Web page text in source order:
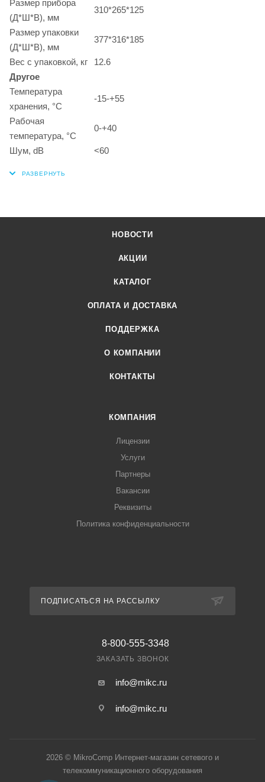
Размер прибора
(Д*Ш*В), мм
310*265*125
Размер упаковки
(Д*Ш*В), мм
377*316*185
Вес с упаковкой, кг
12.6
Другое
Температура
хранения, °C
-15-+55
Рабочая
температура, °C
0-+40
Шум, dB <60
НОВОСТИ
АКЦИИ
КАТАЛОГ
ОПЛАТА И ДОСТАВКА
ПОДДЕРЖКА
О КОМПАНИИ
КОНТАКТЫ
КОМПАНИЯ
Лицензии
Услуги
Партнеры
Вакансии
Реквизиты
Политика конфиденциальности
ПОДПИСАТЬСЯ НА РАССЫЛКУ
8-800-555-3348
ЗАКАЗАТЬ ЗВОНОК
info@mikc.ru
info@mikc.ru
2026 © MikroComp Интернет-магазин сетевого и
телекоммуникационного оборудования